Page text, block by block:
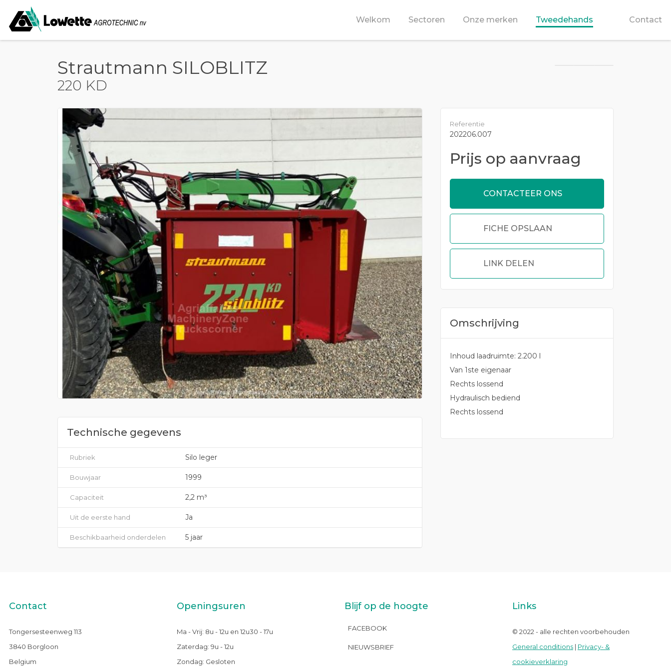
Welkom Sectoren Onze merken Tweedehands Contact
Strautmann SILOBLITZ
220 KD
Technische gegevens
Rubriek Silo leger
Bouwjaar 1999
Capaciteit 2,2 m³
Uit de eerste hand Ja
Beschikbaarheid onderdelen 5 jaar
Referentie
202206.007
Prijs op aanvraag
CONTACTEER ONS
FICHE OPSLAAN
LINK DELEN
Omschrijving
Inhoud laadruimte: 2.200 l
Van 1ste eigenaar
Rechts lossend
Hydraulisch bediend
Rechts lossend
Contact
Tongersesteenweg 113
3840 Borgloon
Belgium
Openingsuren
Ma - Vrij: 8u - 12u en 12u30 - 17u
Zaterdag: 9u - 12u
Zondag: Gesloten
Blijf op de hoogte
FACEBOOK
NIEUWSBRIEF
Links
© 2022 - alle rechten voorbehouden
General conditions | Privacy- &
cookieverklaring